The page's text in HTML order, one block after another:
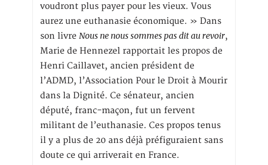
voudront plus payer pour les vieux. Vous
aurez une euthanasie économique. » Dans
son livre Nous ne nous sommes pas dit au revoir,
Marie de Hennezel rapportait les propos de
Henri Caillavet, ancien président de
l’ADMD, l’Association Pour le Droit à Mourir
dans la Dignité. Ce sénateur, ancien
député, franc-maçon, fut un fervent
militant de l’euthanasie. Ces propos tenus
il y a plus de 20 ans déjà préfiguraient sans
doute ce qui arriverait en France.